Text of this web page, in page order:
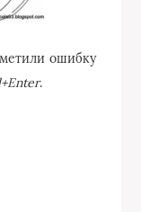
ошибку
.